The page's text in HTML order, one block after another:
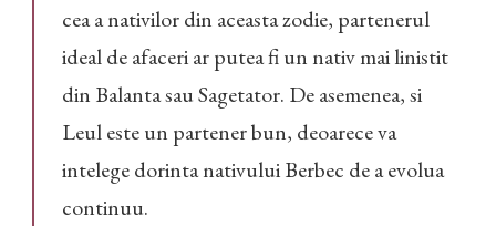
cea a nativilor din aceasta zodie, partenerul
ideal de afaceri ar putea fi un nativ mai linistit
din Balanta sau Sagetator. De asemenea, si
Leul este un partener bun, deoarece va
intelege dorinta nativului Berbec de a evolua
continuu.